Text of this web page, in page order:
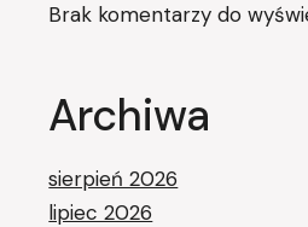
Brak komentarzy do
Archiwa
sierpień 2026
lipiec 2026